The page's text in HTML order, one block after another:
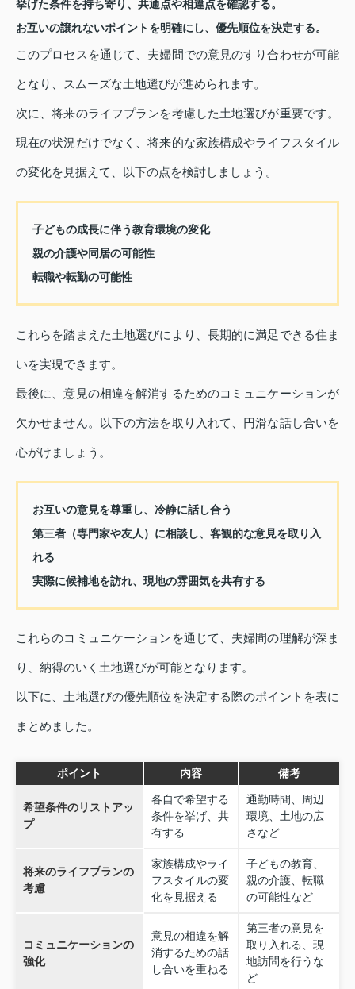
挙げた条件を持ち寄り、共通点や相違点を確認する。
お互いの譲れないポイントを明確にし、優先順位を決定する。
このプロセスを通じて、夫婦間での意見のすり合わせが可能
となり、スムーズな土地選びが進められます。
次に、将来のライフプランを考慮した土地選びが重要です。
現在の状況だけでなく、将来的な家族構成やライフスタイル
の変化を見据えて、以下の点を検討しましょう。
子どもの成長に伴う教育環境の変化
親の介護や同居の可能性
転職や転勤の可能性
これらを踏まえた土地選びにより、長期的に満足できる住ま
いを実現できます。
最後に、意見の相違を解消するためのコミュニケーションが
欠かせません。以下の方法を取り入れて、円滑な話し合いを
心がけましょう。
お互いの意見を尊重し、冷静に話し合う
第三者（専門家や友人）に相談し、客観的な意見を取り入
れる
実際に候補地を訪れ、現地の雰囲気を共有する
これらのコミュニケーションを通じて、夫婦間の理解が深ま
り、納得のいく土地選びが可能となります。
以下に、土地選びの優先順位を決定する際のポイントを表に
まとめました。
ポイント 内容 備考
希望条件のリストアッ
プ
各自で希望する
条件を挙げ、共
有する
通勤時間、周辺
環境、土地の広
さなど
将来のライフプランの
考慮
家族構成やライ
フスタイルの変
化を見据える
子どもの教育、
親の介護、転職
の可能性など
コミュニケーションの
強化
意見の相違を解
消するための話
し合いを重ねる
第三者の意見を
取り入れる、現
地訪問を行うな
ど